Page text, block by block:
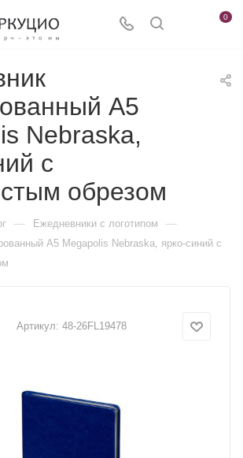
0
А5
Nebraska,
с
обрезом
— Ежедневники c логотипом —
А5 Megapolis Nebraska, ярко-синий с
Артикул: 48-26FL19478